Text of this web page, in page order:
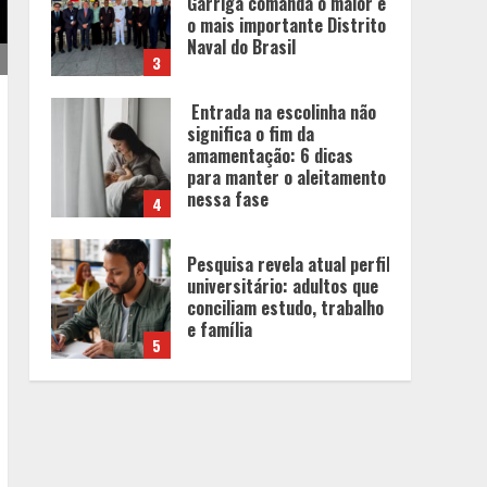
3
o mais importante Distrito
Naval do Brasil
4
Entrada na escolinha não
significa o fim da
amamentação: 6 dicas
para manter o aleitamento
nessa fase
5
Pesquisa revela atual perfil
universitário: adultos que
conciliam estudo, trabalho
e família